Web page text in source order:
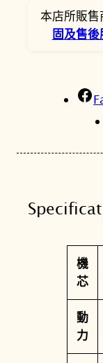
R
P
F
K
1
影
聯
機
4
6
本店所販
固及售後
屬
性
機
芯
動
力